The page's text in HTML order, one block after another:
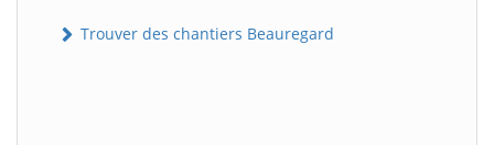
Trouver des chantiers Beauregard